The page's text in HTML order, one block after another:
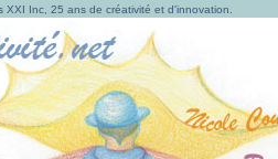
XXI Inc, 25 ans de créativité et d'innovation.